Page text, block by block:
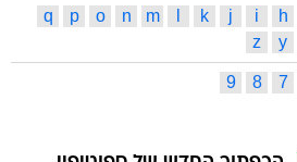
h
i
j
k
m
n
o
p
q
y
z
7
8
9